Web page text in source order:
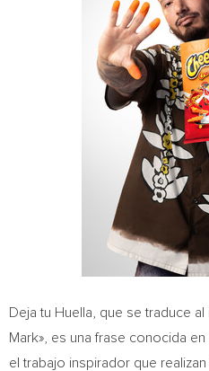
Deja tu Huella, que se traduce
Mark», es una frase conocida
el trabajo inspirador que